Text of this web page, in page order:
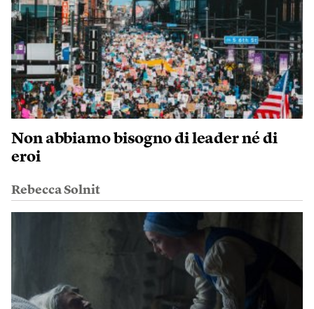
Non abbiamo bisogno di leader né di
eroi
Rebecca Solnit